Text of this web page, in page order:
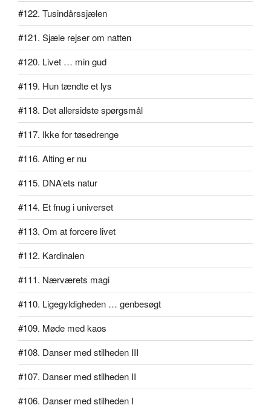
#122. Tusindårssjælen
#121. Sjæle rejser om natten
#120. Livet … min gud
#119. Hun tændte et lys
#118. Det allersidste spørgsmål
#117. Ikke for tøsedrenge
#116. Alting er nu
#115. DNA’ets natur
#114. Et fnug i universet
#113. Om at forcere livet
#112. Kardinalen
#111. Nærværets magi
#110. Ligegyldigheden … genbesøgt
#109. Møde med kaos
#108. Danser med stilheden III
#107. Danser med stilheden II
#106. Danser med stilheden I